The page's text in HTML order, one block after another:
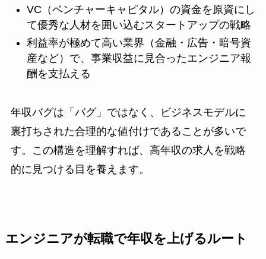
VC（ベンチャーキャピタル）の資金を原資にし
て優秀な人材を囲い込むスタートアップの戦略
利益率が極めて高い業界（金融・広告・暗号資
産など）で、事業収益に見合ったエンジニア報
酬を支払える
年収バグは「バグ」ではなく、ビジネスモデルに
裏打ちされた合理的な値付けであることが多いで
す。この構造を理解すれば、高年収の求人を戦略
的に見つける目を養えます。
エンジニアが転職で年収を上げるルート